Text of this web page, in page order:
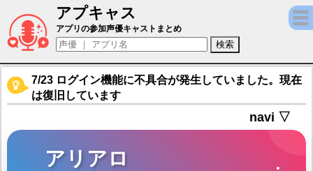
アプキャス
アリアロ（声優：益山武明)【キャラバンス
アプリの参加声優キャストまとめ
7/23 ログイン機能に不具合が発生していました。現在
は復旧しています
navi ▽
アリアロ